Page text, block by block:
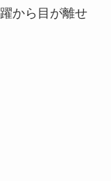
から目が離せ